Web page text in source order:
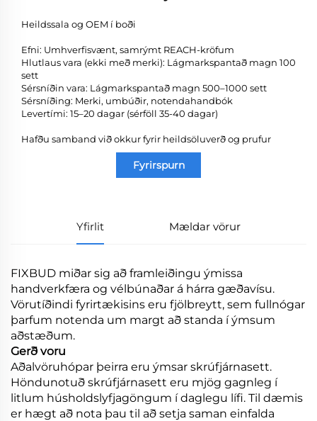
Heildssala og OEM í boði
Efni: Umhverfisvænt, samrýmt REACH-kröfum
Hlutlaus vara (ekki með merki): Lágmarkspantað magn 100
sett
Sérsníðin vara: Lágmarkspantað magn 500–1000 sett
Sérsníðing: Merki, umbúðir, notendahandbók
Levertími: 15–20 dagar (sérföll 35-40 dagar)
Hafðu samband við okkur fyrir heildsöluverð og prufur
Fyrirspurn
Yfirlit Mældar vörur
FIXBUD miðar sig að framleiðingu ýmissa
handverkfæra og vélbúnaðar á hárra gæðavísu.
Vörutíðindi fyrirtækisins eru fjölbreytt, sem fullnógar
þarfum notenda um margt að standa í ýmsum
aðstæðum.
Gerð voru
Aðalvöruhópar þeirra eru ýmsar skrúfjárnasett.
Höndunotuð skrúfjárnasett eru mjög gagnleg í
litlum húsholdslyfjagöngum í daglegu lífi. Til dæmis
er hægt að nota þau til að setja saman einfalda